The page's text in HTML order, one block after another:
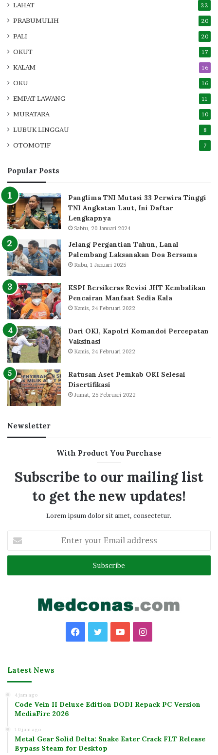
LAHAT 22
PRABUMULIH 20
PALI 20
OKUT 17
KALAM 16
OKU 16
EMPAT LAWANG 11
MURATARA 10
LUBUK LINGGAU 8
OTOMOTIF 7
Popular Posts
Panglima TNI Mutasi 33 Perwira Tinggi
TNI Angkatan Laut, Ini Daftar
Lengkapnya
Sabtu, 20 Januari 2024
Jelang Pergantian Tahun, Lanal
Palembang Laksanakan Doa Bersama
Rabu, 1 Januari 2025
KSPI Bersikeras Revisi JHT Kembalikan
Pencairan Manfaat Sedia Kala
Kamis, 24 Februari 2022
Dari OKI, Kapolri Komandoi Percepatan
Vaksinasi
Kamis, 24 Februari 2022
Ratusan Aset Pemkab OKI Selesai
Disertifikasi
Jumat, 25 Februari 2022
Newsletter
With Product You Purchase
Subscribe to our mailing list
to get the new updates!
Lorem ipsum dolor sit amet, consectetur.
your
Email
Facebook
TwitterYouTubeInstagram
Latest News
4 jam ago
Code Vein II Deluxe Edition DODI Repack PC Version
MediaFire 2026
10 jam ago
Metal Gear Solid Delta: Snake Eater Crack FLT Release
Bypass Steam for Desktop